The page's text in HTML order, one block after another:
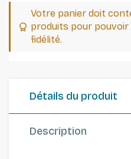
Votre panier doit
produits pour
fidélité.
Détails du produit
Description